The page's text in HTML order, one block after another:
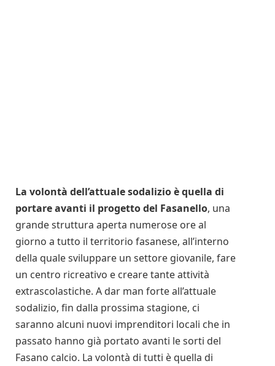
La volontà dell’attuale sodalizio è quella di
portare avanti il progetto del Fasanello, una
grande struttura aperta numerose ore al
giorno a tutto il territorio fasanese, all’interno
della quale sviluppare un settore giovanile, fare
un centro ricreativo e creare tante attività
extrascolastiche. A dar man forte all’attuale
sodalizio, fin dalla prossima stagione, ci
saranno alcuni nuovi imprenditori locali che in
passato hanno già portato avanti le sorti del
Fasano calcio. La volontà di tutti è quella di